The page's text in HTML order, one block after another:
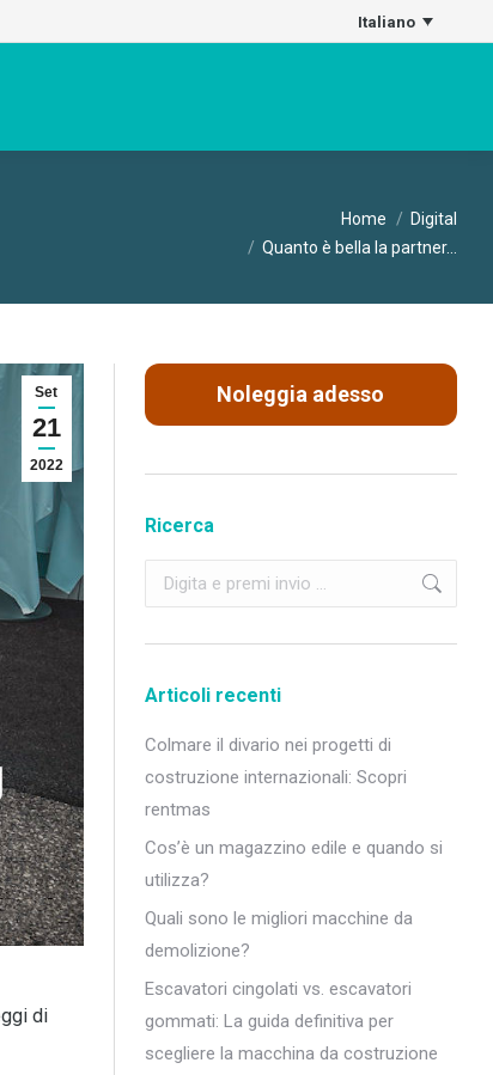
Italiano
Home
Digital
Quanto è bella la partner…
Set
21
2022
di
Noleggia adesso
Ricerca
Cerca:
Articoli recenti
Colmare il divario nei progetti di
costruzione internazionali: Scopri
rentmas
Cos’è un magazzino edile e quando si
utilizza?
Quali sono le migliori macchine da
demolizione?
Escavatori cingolati vs. escavatori
gommati: La guida definitiva per
scegliere la macchina da costruzione